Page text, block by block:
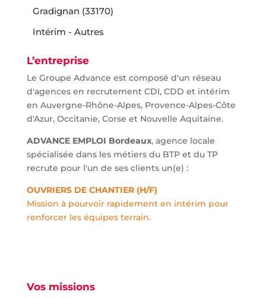
Gradignan (33170)
Intérim - Autres
L’entreprise
Le Groupe Advance est composé d'un réseau
d'agences en recrutement CDI, CDD et intérim
en Auvergne-Rhône-Alpes, Provence-Alpes-Côte
d'Azur, Occitanie, Corse et Nouvelle Aquitaine.
ADVANCE EMPLOI Bordeaux, agence locale
spécialisée dans les métiers du BTP et du TP
recrute pour l'un de ses clients un(e) :
OUVRIERS DE CHANTIER (H/F)
Mission à pourvoir rapidement en intérim pour
renforcer les équipes terrain.
Vos missions